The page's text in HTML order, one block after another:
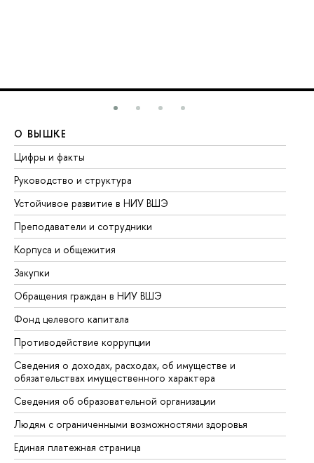
О ВЫШКЕ
Цифры и факты
Руководство и структура
Устойчивое развитие в НИУ ВШЭ
Преподаватели и сотрудники
Корпуса и общежития
Закупки
Обращения граждан в НИУ ВШЭ
Фонд целевого капитала
Противодействие коррупции
Сведения о доходах, расходах, об имуществе и
обязательствах имущественного характера
Сведения об образовательной организации
Людям с ограниченными возможностями здоровья
Единая платежная страница